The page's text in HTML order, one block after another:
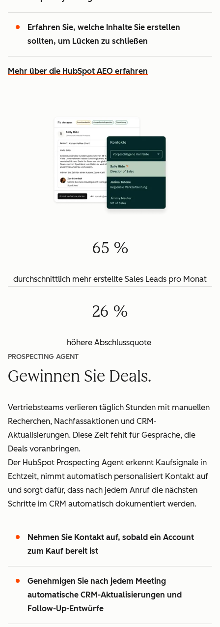
Erfahren Sie, welche Inhalte Sie erstellen
sollten, um Lücken zu schließen
Mehr über die HubSpot AEO erfahren
65 %
durchschnittlich mehr erstellte Sales Leads pro Monat
26 %
höhere Abschlussquote
PROSPECTING AGENT
Gewinnen Sie Deals.
Vertriebsteams verlieren täglich Stunden mit manuellen
Recherchen, Nachfassaktionen und CRM-
Aktualisierungen. Diese Zeit fehlt für Gespräche, die
Deals voranbringen.
Der HubSpot Prospecting Agent erkennt Kaufsignale in
Echtzeit, nimmt automatisch personalisiert Kontakt auf
und sorgt dafür, dass nach jedem Anruf die nächsten
Schritte im CRM automatisch dokumentiert werden.
Nehmen Sie Kontakt auf, sobald ein Account
zum Kauf bereit ist
Genehmigen Sie nach jedem Meeting
automatische CRM-Aktualisierungen und
Follow-Up-Entwürfe